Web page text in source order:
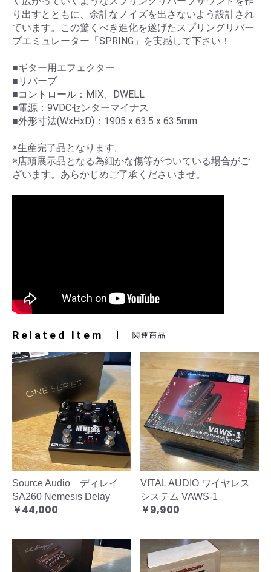
り出すとともに、余計なノイズを出さないよう設計され
ています。この驚くべき進化を遂げたスプリングリバー
ブエミュレーター「SPRING」を実感して下さい！
■ギター用エフェクター
■リバーブ
■コントロール：MIX、DWELL
■電源：9VDCセンターマイナス
■外形寸法(WxHxD)：1905 x 63.5 x 63.5mm
※生産完了品となります。
※店頭展示品となる為細かな傷等がついている場合がご
ざいます。あらかじめご了承くださいませ。
Related Item 関連商品
Source Audio ディレイ
SA260 Nemesis Delay
￥44,000
VITAL AUDIO ワイヤレス
システム VAWS-1
￥9,900